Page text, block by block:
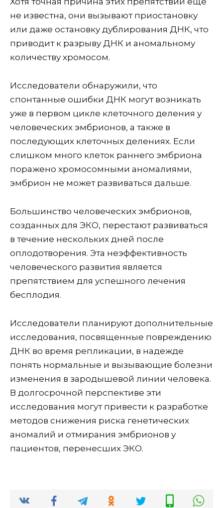
не известна, они вызывают приостановку
или даже остановку дублирования ДНК, что
приводит к разрыву ДНК и аномальному
количеству хромосом.
Исследователи обнаружили, что
спонтанные ошибки ДНК могут возникать
уже в первом цикле клеточного деления у
человеческих эмбрионов, а также в
последующих клеточных делениях. Если
слишком много клеток раннего эмбриона
поражено хромосомными аномалиями,
эмбрион не может развиваться дальше.
Большинство человеческих эмбрионов,
созданных для ЭКО, перестают развиваться
в течение нескольких дней после
оплодотворения. Эта неэффективность
человеческого развития является
препятствием для успешного лечения
бесплодия.
Исследователи планируют дополнительные
исследования, посвященные повреждению
ДНК во время репликации, в надежде
понять нормальные и вызывающие болезни
изменения в зародышевой линии человека.
В долгосрочной перспективе эти
исследования могут привести к разработке
методов снижения риска генетических
аномалий и отмирания эмбрионов у
пациентов, перенесших ЭКО.